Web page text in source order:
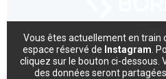
Vous êtes actuellement en train
espace réservé de Instagram .
cliquez sur le bouton ci-dessous.
des données seront